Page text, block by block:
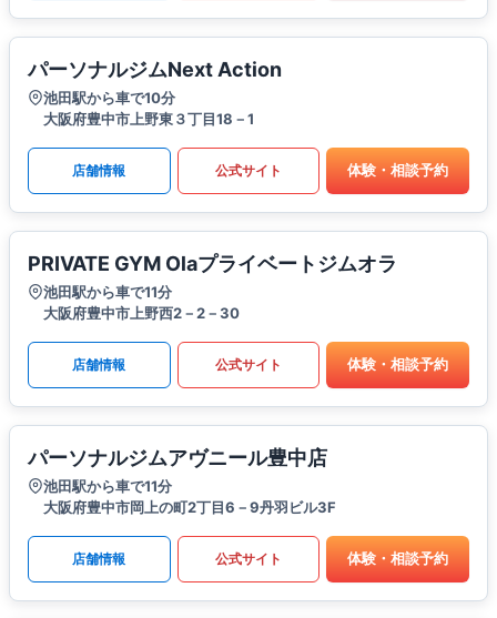
パーソナルジムNext Action
池田駅から車で10分
大阪府豊中市上野東３丁目18－1
店舗情報 公式サイト 体験・相談予約
PRIVATE GYM Olaプライベートジムオラ
池田駅から車で11分
大阪府豊中市上野西2－2－30
店舗情報 公式サイト 体験・相談予約
パーソナルジムアヴニール豊中店
池田駅から車で11分
大阪府豊中市岡上の町2丁目6－9丹羽ビル3F
店舗情報 公式サイト 体験・相談予約